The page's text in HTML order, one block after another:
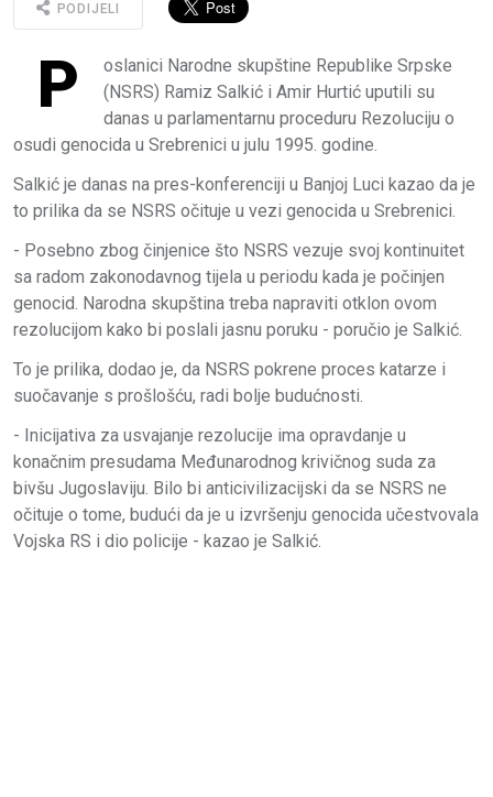
PODIJELI
P
oslanici Narodne skupštine Republike Srpske
(NSRS) Ramiz Salkić i Amir Hurtić uputili su
danas u parlamentarnu proceduru Rezoluciju o
osudi genocida u Srebrenici u julu 1995. godine.
Salkić je danas na pres-konferenciji u Banjoj Luci kazao da je
to prilika da se NSRS očituje u vezi genocida u Srebrenici.
- Posebno zbog činjenice što NSRS vezuje svoj kontinuitet
sa radom zakonodavnog tijela u periodu kada je počinjen
genocid. Narodna skupština treba napraviti otklon ovom
rezolucijom kako bi poslali jasnu poruku - poručio je Salkić.
To je prilika, dodao je, da NSRS pokrene proces katarze i
suočavanje s prošlošću, radi bolje budućnosti.
- Inicijativa za usvajanje rezolucije ima opravdanje u
konačnim presudama Međunarodnog krivičnog suda za
bivšu Jugoslaviju. Bilo bi anticivilizacijski da se NSRS ne
očituje o tome, budući da je u izvršenju genocida učestvovala
Vojska RS i dio policije - kazao je Salkić.